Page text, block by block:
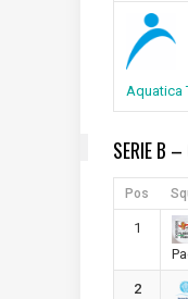
Aquatica
SERIE B
Pos
1
2